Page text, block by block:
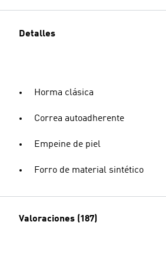
Detalles
Horma clásica
Correa autoadherente
Empeine de piel
Forro de material sintético
Valoraciones (187)